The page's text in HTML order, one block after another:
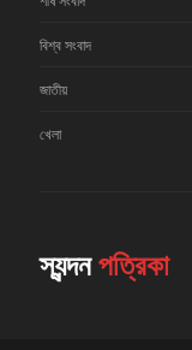
বিশ্ব সংবাদ
জাতীয়
খেলা
স্যন্দনপত্রিকা